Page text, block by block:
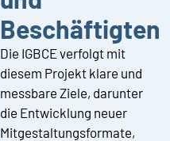
Beschäftigten
Die IGBCE verfolgt mit
diesem Projekt klare und
messbare Ziele, darunter
die Entwicklung neuer
Mitgestaltungsformate,